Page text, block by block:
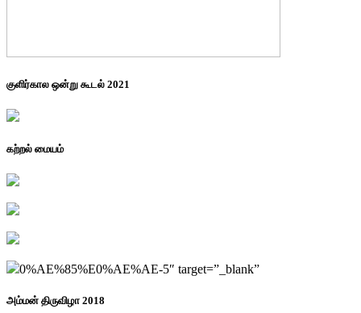
குளிர்கால ஒன்று கூடல் 2021
கற்றல் மையம்
0%AE%85%E0%AE%AE-5″ target=”_blank”
அம்மன் திருவிழா 2018